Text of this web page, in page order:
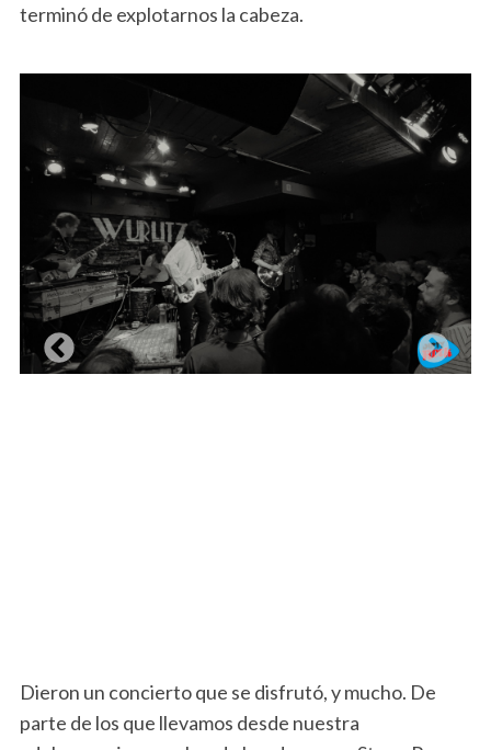
terminó de explotarnos la cabeza.
Dieron un concierto que se disfrutó, y mucho. De
parte de los que llevamos desde nuestra